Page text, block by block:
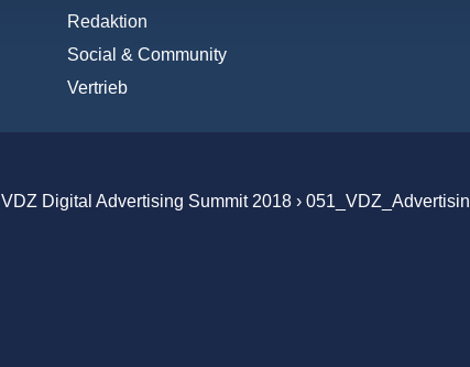
Redaktion
Social & Community
Vertrieb
VDZ Digital Advertising Summit 2018 ›